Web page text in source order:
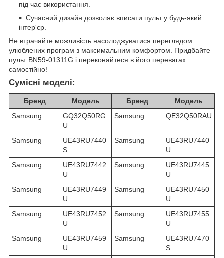
під час використання.
Сучасний дизайн дозволяє вписати пульт у будь-який
інтер'єр.
Не втрачайте можливість насолоджуватися переглядом
улюблених програм з максимальним комфортом. Придбайте
пульт BN59-01311G і переконайтеся в його перевагах
самостійно!
Сумісні моделі:
Бренд Модель Бренд
Модель
Samsung
GQ32Q50RG
U
Samsung QE32Q50RAU
Samsung
UE43RU7440
S
Samsung
UE43RU7440
U
Samsung
UE43RU7442
U
Samsung
UE43RU7445
U
Samsung
UE43RU7449
U
Samsung
UE43RU7450
U
Samsung
UE43RU7452
U
Samsung
UE43RU7455
U
Samsung
UE43RU7459
U
Samsung
UE43RU7470
S